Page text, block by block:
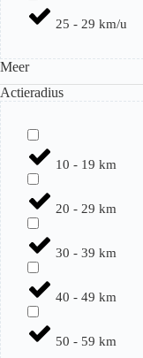
25 - 29 km/u
Meer
Actieradius
10 - 19 km
20 - 29 km
30 - 39 km
40 - 49 km
50 - 59 km